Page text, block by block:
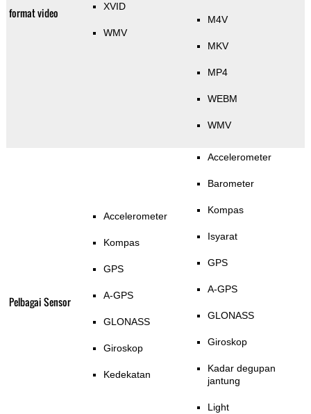
format video XVID
WMV
M4V
MKV
MP4
WEBM
WMV
Pelbagai Sensor
Accelerometer
Kompas
GPS
A-GPS
GLONASS
Giroskop
Kedekatan
Accelerometer
Barometer
Kompas
Isyarat
GPS
A-GPS
GLONASS
Giroskop
Kadar degupan
jantung
Light